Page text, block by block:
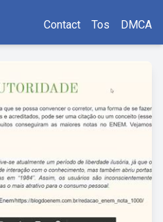
Contact Tos DMCA